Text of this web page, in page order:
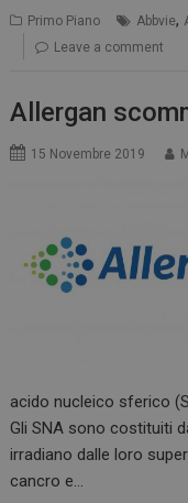
Primo Piano Abbvie,
Leave a comment
Allergan
15 Novembre 2019
acido nucleico sferico
Gli SNA sono costituiti
irradiano dalle loro
cancro e…